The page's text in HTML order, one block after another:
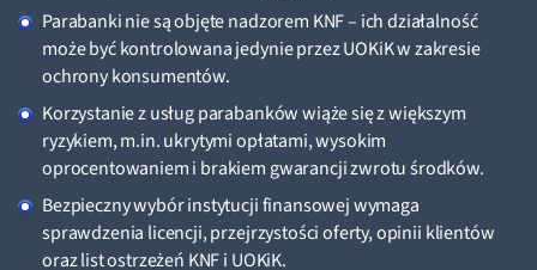
Parabanki nie są objęte nadzorem KNF – ich działalność
może być kontrolowana jedynie przez UOKiK w zakresie
ochrony konsumentów.
Korzystanie z usług parabanków wiąże się z większym
ryzykiem, m.in. ukrytymi opłatami, wysokim
oprocentowaniem i brakiem gwarancji zwrotu środków.
Bezpieczny wybór instytucji finansowej wymaga
sprawdzenia licencji, przejrzystości oferty, opinii klientów
oraz list ostrzeżeń KNF i UOKiK.